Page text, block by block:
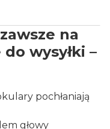
na
wysyłki –
pochłaniają
głowy